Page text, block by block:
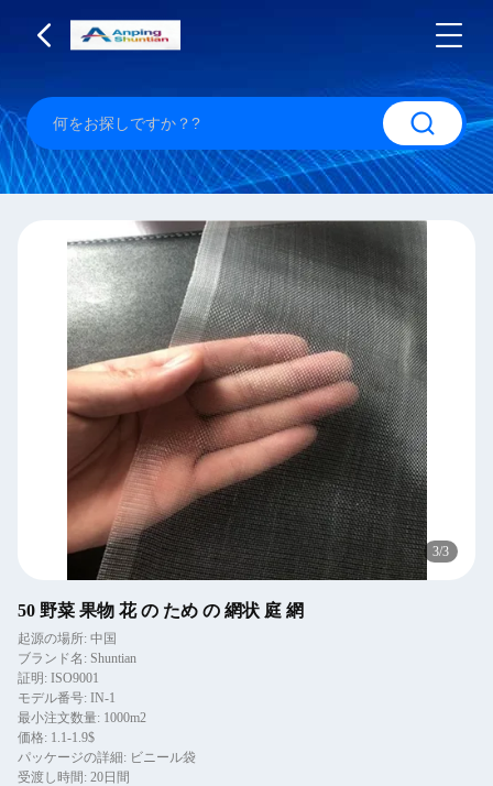
3/3
50 野菜 果物 花 の ため の 網状 庭 網
起源の場所: 中国
ブランド名: Shuntian
証明: ISO9001
モデル番号: IN-1
最小注文数量: 1000m2
価格: 1.1-1.9$
パッケージの詳細: ビニール袋
受渡し時間: 20日間